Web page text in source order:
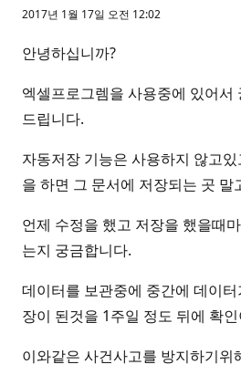
2017년 1월 17일 오전 12:02
안녕하십니까?
엑셀프로그렘을 사용중에 있어서
드립니다.
자동저장 기능은 사용하지 않고
을 하면 그 문서에 저장되는 곳 말
언제 수정을 했고 저장을 했을때
는지 궁금합니다.
데이터를 보관중에 중간에 데이
장이 된것을 1주일 정도 뒤에 확
이와같은 사건사고를 방지하기위